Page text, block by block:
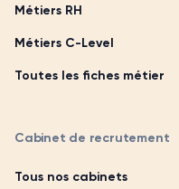
Métiers RH
Métiers C-Level
Toutes les fiches métier
Cabinet de recrutement
Tous nos cabinets